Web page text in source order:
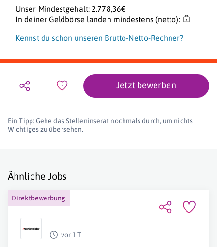
Unser Mindestgehalt: 2.778,36€
In deiner Geldbörse landen mindestens (netto):
Kennst du schon unseren Brutto-Netto-Rechner?
Jetzt bewerben
Ein Tipp: Gehe das Stelleninserat nochmals durch, um nichts
Wichtiges zu übersehen.
Ähnliche Jobs
Direktbewerbung
vor 1 T